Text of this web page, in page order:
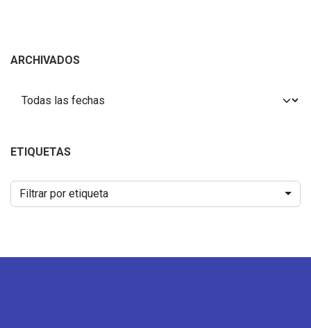
ARCHIVADOS
ETIQUETAS
Filtrar por etiqueta